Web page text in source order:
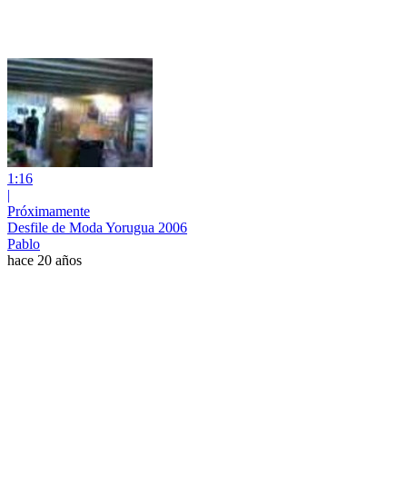
1:16
|
Próximamente
Desfile de Moda Yorugua 2006
Pablo
hace 20 años